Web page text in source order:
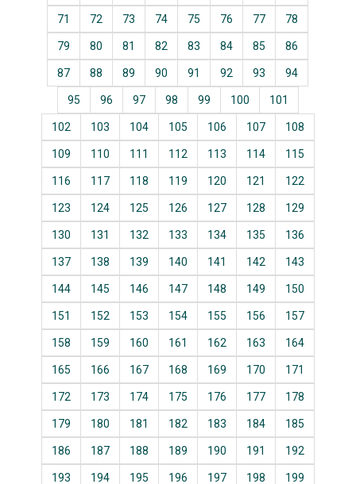
71 72 73 74 75 76 77 78
79 80 81 82 83 84 85 86
87 88 89 90 91 92 93 94
95 96 97 98 99 100 101
102 103 104 105 106 107 108
109 110 111 112 113 114 115
116 117 118 119 120 121 122
123 124 125 126 127 128 129
130 131 132 133 134 135 136
137 138 139 140 141 142 143
144 145 146 147 148 149 150
151 152 153 154 155 156 157
158 159 160 161 162 163 164
165 166 167 168 169 170 171
172 173 174 175 176 177 178
179 180 181 182 183 184 185
186 187 188 189 190 191 192
193 194 195 196 197 198 199